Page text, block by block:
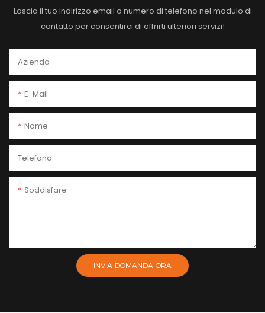
Lascia il tuo indirizzo email o numero di telefono nel modulo di
contatto per consentirci di offrirti ulteriori servizi!
Azienda
E-Mail
Nome
Telefono
Soddisfare
INVIA DOMANDA ORA